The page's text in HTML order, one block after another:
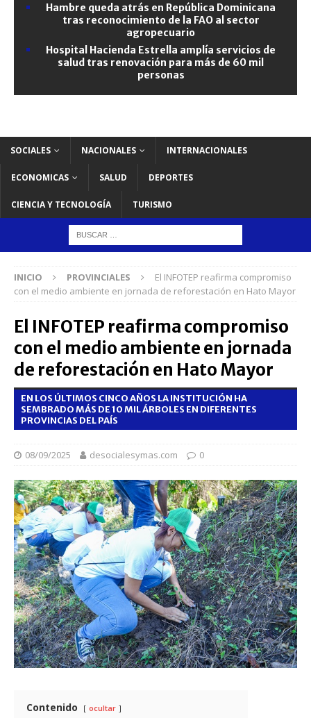
Hambre queda atrás en República Dominicana
tras reconocimiento de la FAO al sector
agropecuario
Hospital Hacienda Estrella amplía servicios de
salud tras renovación para más de 60 mil
personas
SOCIALES NACIONALES INTERNACIONALES
ECONOMICAS SALUD DEPORTES
CIENCIA Y TECNOLOGÍA TURISMO
INICIO PROVINCIALES
El INFOTEP reafirma compromiso
con el medio ambiente en jornada de reforestación en Hato Mayor
El INFOTEP reafirma compromiso
con el medio ambiente en jornada
de reforestación en Hato Mayor
EN LOS ÚLTIMOS CINCO AÑOS LA INSTITUCIÓN HA
SEMBRADO MÁS DE 10 MIL ÁRBOLES EN DIFERENTES
PROVINCIAS DEL PAÍS
08/09/2025 desocialesymas.com 0
Contenido ocultar